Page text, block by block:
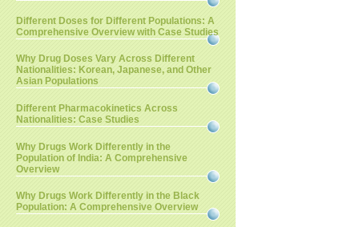
Different Doses for Different Populations: A
Comprehensive Overview with Case Studies
Why Drug Doses Vary Across Different
Nationalities: Korean, Japanese, and Other
Asian Populations
Different Pharmacokinetics Across
Nationalities: Case Studies
Why Drugs Work Differently in the
Population of India: A Comprehensive
Overview
Why Drugs Work Differently in the Black
Population: A Comprehensive Overview